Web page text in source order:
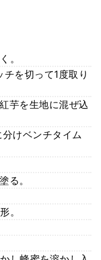
。
を切って1度取り
芋を生地に混ぜ込
けベンチタイム
る。
。